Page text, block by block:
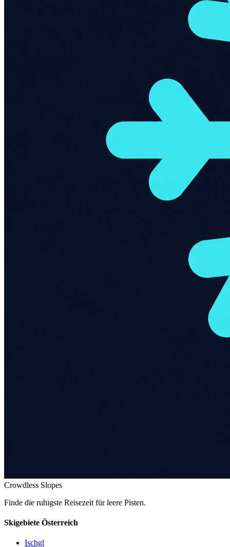
Crowdless Slopes
Finde die ruhigste Reisezeit für leere Pisten.
Skigebiete Österreich
Ischgl